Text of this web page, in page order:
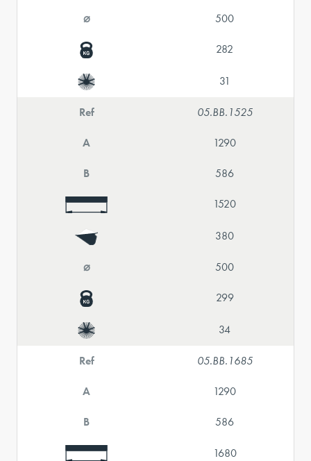
⌀ 500
282
31
Ref 05.BB.1525
A 1290
B 586
1520
380
⌀ 500
299
34
Ref 05.BB.1685
A 1290
B 586
1680